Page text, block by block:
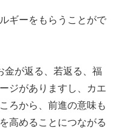
ギーをもらうことがで
金が返る、若返る、福
ジがありますし、カエ
ろから、前進の意味も
高めることにつながる